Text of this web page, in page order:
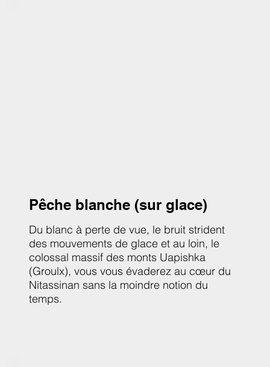
Pêche blanche (sur glace)
Du blanc à perte de vue, le bruit strident
des mouvements de glace et au loin, le
colossal massif des monts Uapishka
(Groulx), vous vous évaderez au cœur du
Nitassinan sans la moindre notion du
temps.